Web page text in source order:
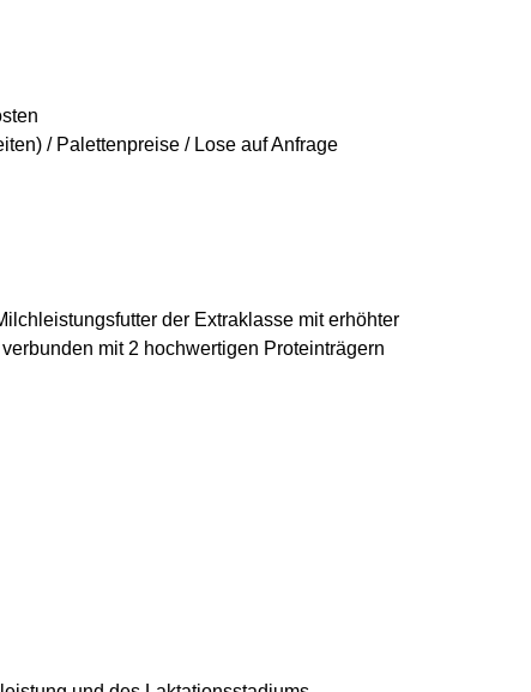
/ Palettenpreise / Lose auf Anfrage
der Extraklasse mit erhöhter
mit 2 hochwertigen Proteinträgern